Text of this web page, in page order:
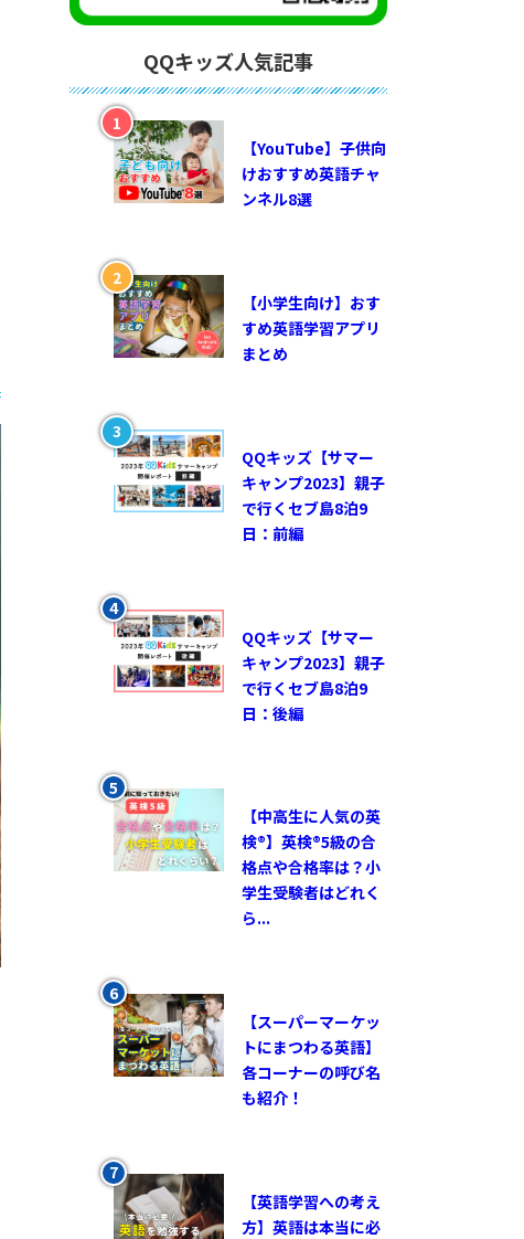
QQキッズ人気記事
【YouTube】子供向
けおすすめ英語チャ
ンネル8選
【小学生向け】おす
すめ英語学習アプリ
まとめ
QQキッズ【サマー
キャンプ2023】親子
で行くセブ島8泊9
日：前編
QQキッズ【サマー
キャンプ2023】親子
で行くセブ島8泊9
日：後編
【中高生に人気の英
検®︎】英検®︎5級の合
格点や合格率は？小
学生受験者はどれく
ら...
【スーパーマーケッ
トにまつわる英語】
各コーナーの呼び名
も紹介！
【英語学習への考え
方】英語は本当に必